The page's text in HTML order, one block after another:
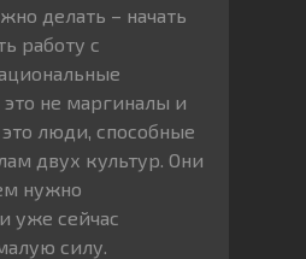
делать – начать
работу с
не маргиналы и
люди, способные
двух культур. Они
нужно
уже сейчас
силу.